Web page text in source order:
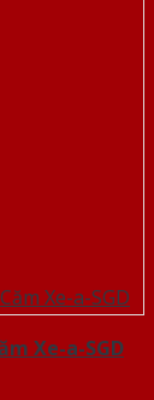
Xe-a-SGD